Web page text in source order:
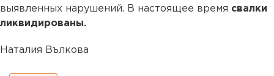
выявленных нарушений. В настоящее время свалки
ликвидированы.
Наталия Вълкова